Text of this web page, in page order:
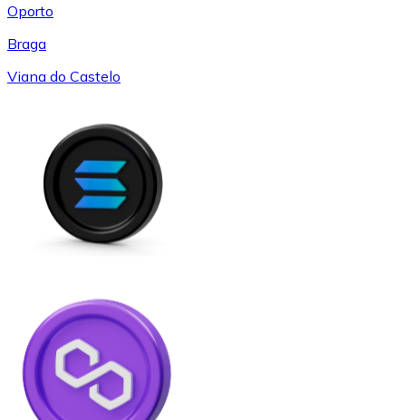
Oporto
Braga
Viana do Castelo